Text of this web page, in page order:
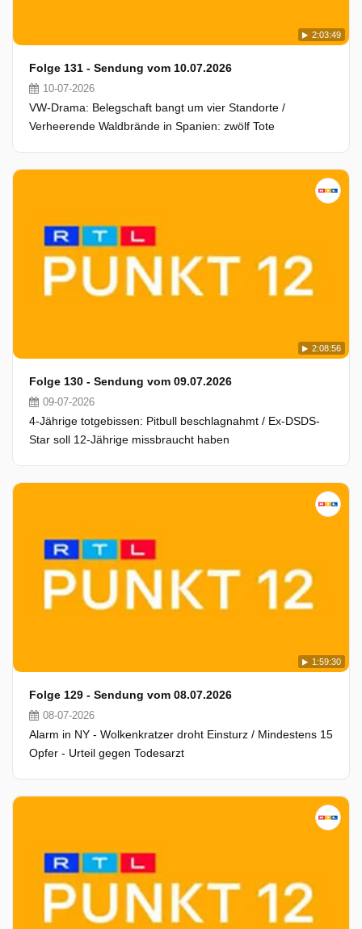
2:03:49
Folge 131 - Sendung vom 10.07.2026
10-07-2026
VW-Drama: Belegschaft bangt um vier Standorte /
Verheerende Waldbrände in Spanien: zwölf Tote
2:08:56
Folge 130 - Sendung vom 09.07.2026
09-07-2026
4-Jährige totgebissen: Pitbull beschlagnahmt / Ex-DSDS-
Star soll 12-Jährige missbraucht haben
1:59:30
Folge 129 - Sendung vom 08.07.2026
08-07-2026
Alarm in NY - Wolkenkratzer droht Einsturz / Mindestens 15
Opfer - Urteil gegen Todesarzt